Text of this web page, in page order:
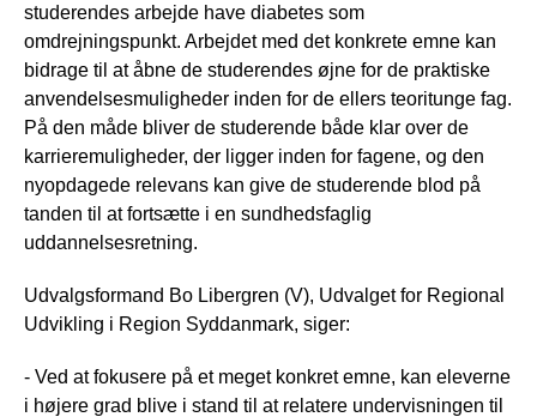
studerendes arbejde have diabetes som
omdrejningspunkt. Arbejdet med det konkrete emne kan
bidrage til at åbne de studerendes øjne for de praktiske
anvendelsesmuligheder inden for de ellers teoritunge fag.
På den måde bliver de studerende både klar over de
karrieremuligheder, der ligger inden for fagene, og den
nyopdagede relevans kan give de studerende blod på
tanden til at fortsætte i en sundhedsfaglig
uddannelsesretning.
Udvalgsformand Bo Libergren (V), Udvalget for Regional
Udvikling i Region Syddanmark, siger:
- Ved at fokusere på et meget konkret emne, kan eleverne
i højere grad blive i stand til at relatere undervisningen til